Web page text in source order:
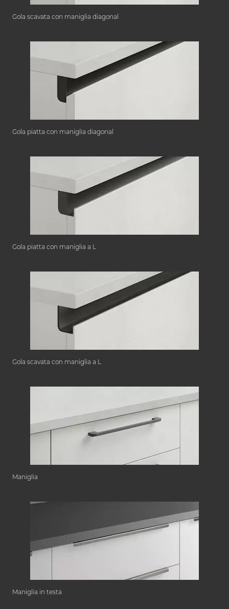
Gola scavata con maniglia diagonal
Gola piatta con maniglia diagonal
Gola piatta con maniglia a L
Gola scavata con maniglia a L
Maniglia
Maniglia in testa